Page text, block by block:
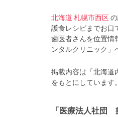
北海道 札幌市西区
護食レシピまでお口
歯医者さんを位置
ンタルクリニック」
掲載内容は「北海道
をもとにしています
「医療法人社団